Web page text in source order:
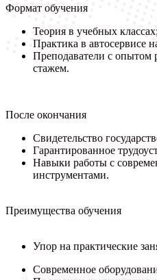
Формат обучения
Теория в учебных классах;
Практика в автосервисе
Преподаватели с опытом
стажем.
После окончания
Свидетельство
Гарантированное
Навыки работы с
инструментами.
Преимущества обучения
Упор на практические
Современное